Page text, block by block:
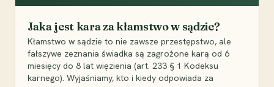
Jaka jest kara za kłamstwo w sądzie?
Kłamstwo w sądzie to nie zawsze przestępstwo, ale
fałszywe zeznania świadka są zagrożone karą od 6
miesięcy do 8 lat więzienia (art. 233 § 1 Kodeksu
karnego). Wyjaśniamy, kto i kiedy odpowiada za